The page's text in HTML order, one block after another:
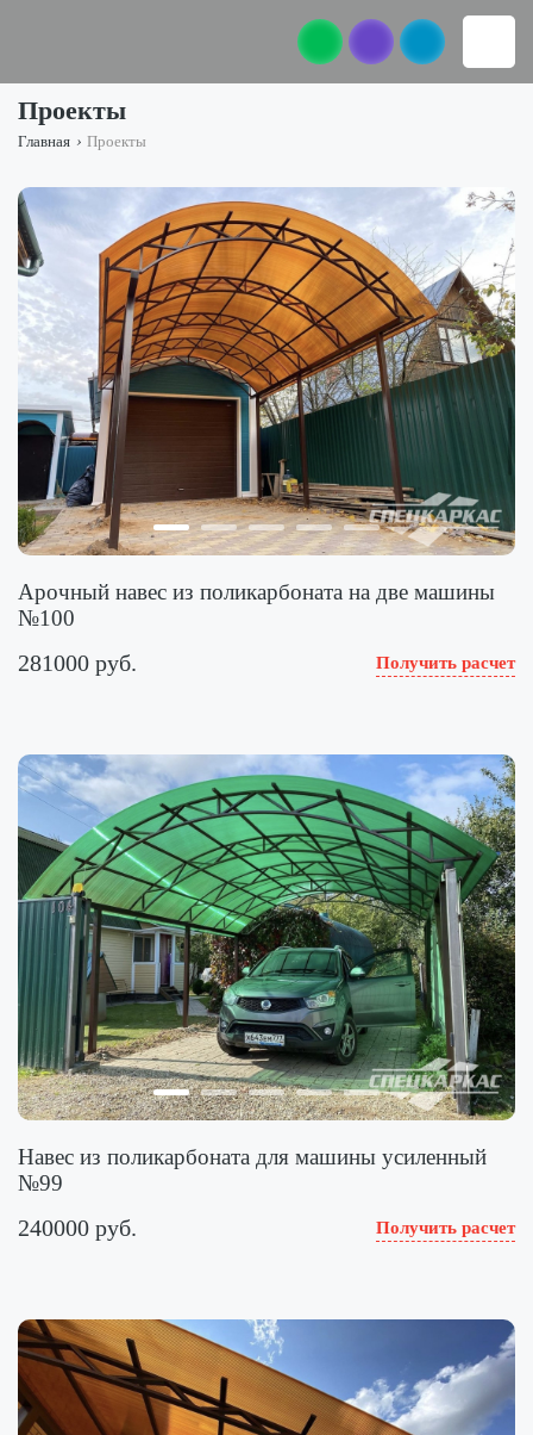
Проекты
Главная › Проекты
Арочный навес из поликарбоната на две машины
№100
281000 руб. Получить расчет
Навес из поликарбоната для машины усиленный
№99
240000 руб. Получить расчет